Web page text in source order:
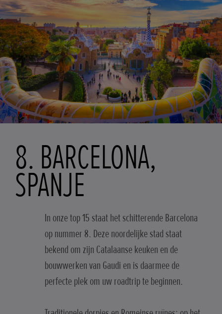
8. BARCELONA,
SPANJE
In onze top 15 staat het schitterende Barcelona
op nummer 8. Deze noordelijke stad staat
bekend om zijn Catalaanse keuken en de
bouwwerken van Gaudi en is daarmee de
perfecte plek om uw roadtrip te beginnen.